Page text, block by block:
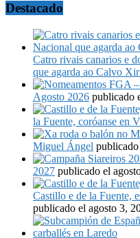
Destacado
Catro rivais canarios e
que agarda ao Calvo
Agosto 2026 publicado
la Fuente, coróanse en
Miguel Ángel
2027 publicado el
Castillo e de la Fuente,
publicado el agosto 3,